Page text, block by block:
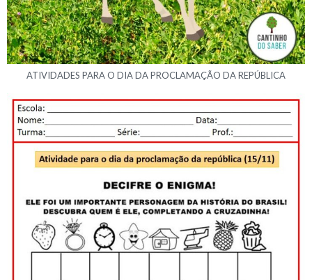
ATIVIDADES PARA O DIA DA PROCLAMAÇÃO DA REPÚBLICA